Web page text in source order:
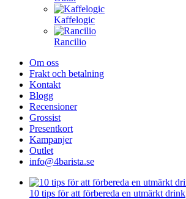
Kaffelogic
Rancilio
Om oss
Frakt och betalning
Kontakt
Blogg
Recensioner
Grossist
Presentkort
Kampanjer
Outlet
info@4barista.se
10 tips för att förbereda en utmärkt drink